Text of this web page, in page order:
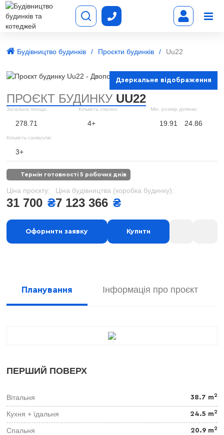
Будівництво будинків Проєкти будинків Uu22
Дзеркальне відображення
ПРОЄКТ БУДИНКУ UU22
Загальна площа:
278.71
Кількість спален:
4+
Мін. розмір ділянки:
19.91 24.86
Кількість санвузлів:
3+
термін готовності 5 робочих днів
Ціна проєкту:
31 700 ₴
Ціна будівництва (коробка будинку):
7 123 366 ₴
Оформити заявку Купити
Планування Інформація про проєкт
ПЕРШИЙ ПОВЕРХ
Вітальня 38.7 m2
Кухня + їдальня 24.5 m2
Спальня 20.9 m2